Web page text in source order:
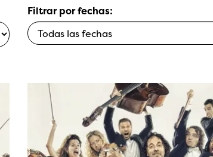
Filtrar por fechas: